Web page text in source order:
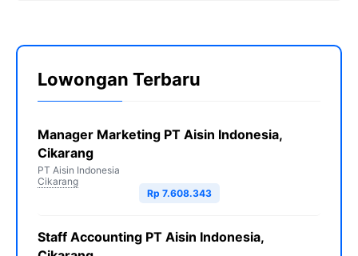
Lowongan Terbaru
Manager Marketing PT Aisin Indonesia,
Cikarang
PT Aisin Indonesia
Cikarang
Rp 7.608.343
Staff Accounting PT Aisin Indonesia,